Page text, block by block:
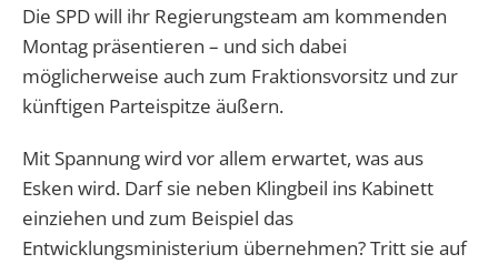
Die SPD will ihr Regierungsteam am kommenden
Montag präsentieren – und sich dabei
möglicherweise auch zum Fraktionsvorsitz und zur
künftigen Parteispitze äußern.
Mit Spannung wird vor allem erwartet, was aus
Esken wird. Darf sie neben Klingbeil ins Kabinett
einziehen und zum Beispiel das
Entwicklungsministerium übernehmen? Tritt sie auf